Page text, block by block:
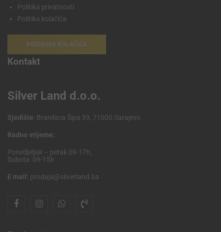
Politika privatnosti
Politika kolačića
POSTAVKE KOLAČIĆA
Kontakt
Silver Land d.o.o.
Sjedište: Branilaca Šipa 39, 71000 Sarajevo
Radno vrijeme:
Ponedjeljak – petak 09-17h,
Subota: 09-15h
E mail: prodaja@silverland.ba